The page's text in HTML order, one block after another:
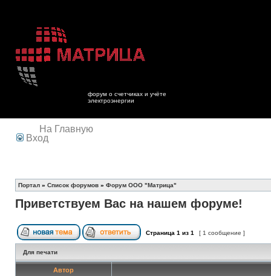
форум о счетчиках и учёте
электроэнергии
На Главную
Вход
Портал » Список форумов » Форум ООО "Матрица"
Приветствуем Вас на нашем форуме!
Страница 1 из 1 [ 1 сообщение ]
Для печати
Автор